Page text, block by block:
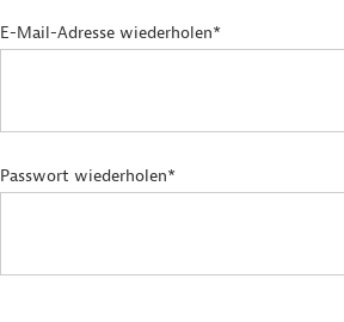
E-Mail-Adresse wiederholen*
Passwort wiederholen*